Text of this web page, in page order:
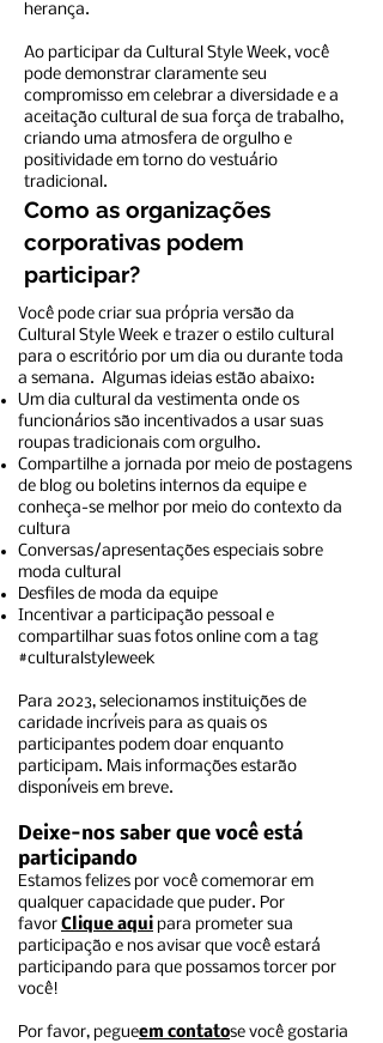
herança.
Ao participar da Cultural Style Week, você
pode demonstrar claramente seu
compromisso em celebrar a diversidade e a
aceitação cultural de sua força de trabalho,
criando uma atmosfera de orgulho e
positividade em torno do vestuário
tradicional.
Como as organizações
corporativas podem
participar?
Você pode criar sua própria versão da
Cultural Style Week e trazer o estilo cultural
para o escritório por um dia ou durante toda
a semana. Algumas ideias estão abaixo:
Um dia cultural da vestimenta onde os
funcionários são incentivados a usar suas
roupas tradicionais com orgulho.
Compartilhe a jornada por meio de postagens
de blog ou boletins internos da equipe e
conheça-se melhor por meio do contexto da
cultura
Conversas/apresentações especiais sobre
moda cultural
Desfiles de moda da equipe
Incentivar a participação pessoal e
compartilhar suas fotos online com a tag
#culturalstyleweek
Para 2023, selecionamos instituições de
caridade incríveis para as quais os
participantes podem doar enquanto
participam. Mais informações estarão
disponíveis em breve.
Deixe-nos saber que você está
participando
Estamos felizes por você comemorar em
qualquer capacidade que puder. Por
favor Clique aqui para prometer sua
participação e nos avisar que você estará
participando para que possamos torcer por
você!
Por favor, pegueem contatose você gostaria